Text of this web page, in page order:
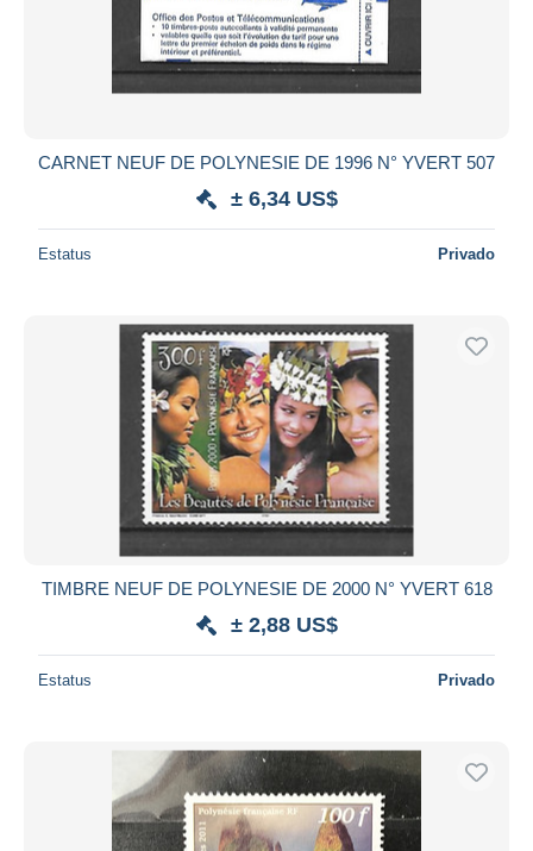
CARNET NEUF DE POLYNESIE DE 1996 N° YVERT 507
± 6,34 US$
Estatus Privado
TIMBRE NEUF DE POLYNESIE DE 2000 N° YVERT 618
± 2,88 US$
Estatus Privado